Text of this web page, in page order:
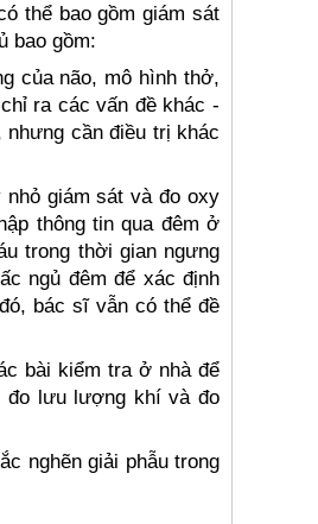
thể bao gồm giám sát
bao gồm:
của não, mô hình thở,
ra các vấn đề khác -
cần điều trị khác
giám sát và đo oxy
thông tin qua đêm ở
trong thời gian ngưng
ngủ đêm để xác định
bác sĩ vẫn có thể đề
bài kiểm tra ở nhà để
đo lưu lượng khí và đo
nghẽn giải phẫu trong